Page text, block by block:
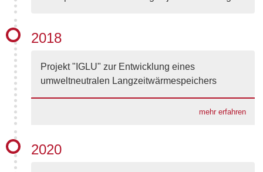
2018
Projekt "IGLU" zur Entwicklung eines
umweltneutralen Langzeitwärmespeichers
mehr erfahren
2020